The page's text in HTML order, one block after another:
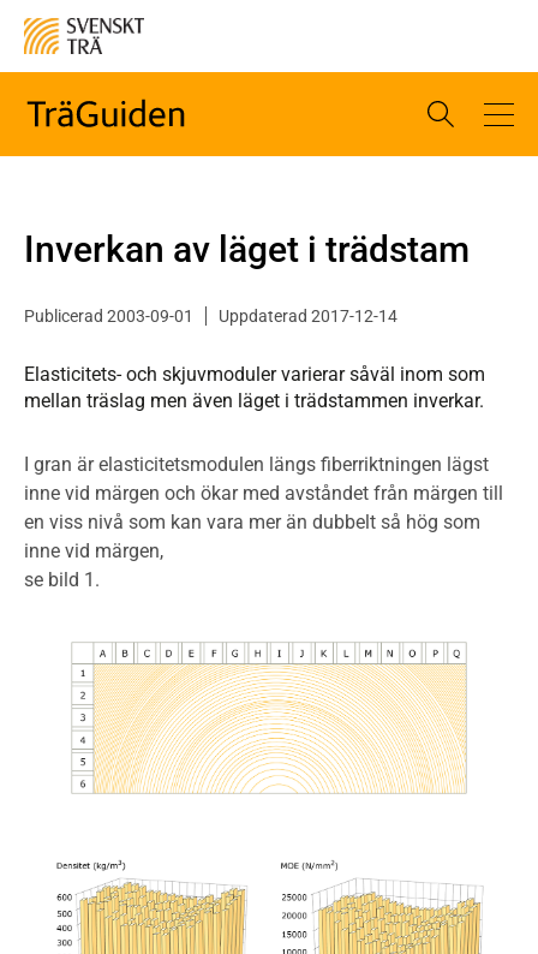
Inverkan av läget i trädstam
Publicerad 2003-09-01 Uppdaterad 2017-12-14
Elasticitets- och skjuvmoduler varierar såväl inom som
mellan träslag men även läget i trädstammen inverkar.
I gran är elasticitetsmodulen längs fiberriktningen lägst
inne vid märgen och ökar med avståndet från märgen till
en viss nivå som kan vara mer än dubbelt så hög som
inne vid märgen,
se bild 1.